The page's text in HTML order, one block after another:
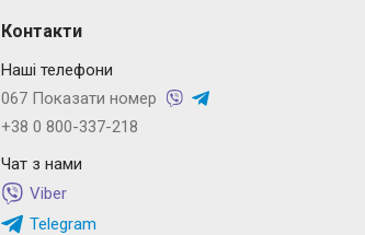
Контакти
Наші телефони
067 Показати номер
+38 0 800-337-218
Чат з нами
Viber
Telegram